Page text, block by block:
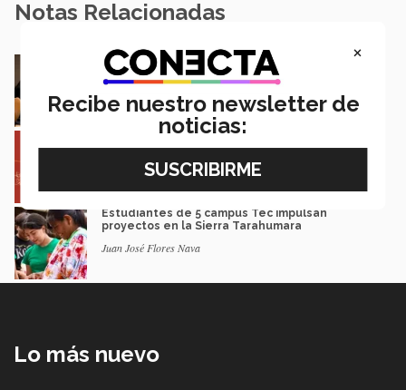
Notas Relacionadas
En la ONU: mexicana y EXATEC representó en
Nueva York a la juventud
Loretta Mariaud y Carlos González
Entre miles: mexicana gana beca de maestría
Erasmus Mundus LIVE
Natalia Croda
Estudiantes de 5 campus Tec impulsan
proyectos en la Sierra Tarahumara
Juan José Flores Nava
Lo más nuevo
×
Recibe nuestro newsletter de
noticias: